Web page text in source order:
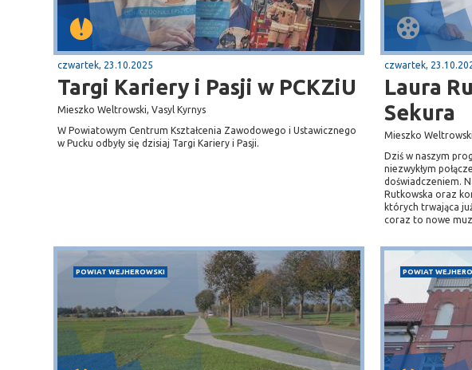
czwartek, 23.10.2025
Targi Kariery i Pasji w PCKZiU
Mieszko Weltrowski, Vasyl Kyrnys
W Powiatowym Centrum Kształcenia Zawodowego i Ustawicznego
w Pucku odbyły się dzisiaj Targi Kariery i Pasji.
czwartek,
Laura
Sekura
Mieszko
Dziś w naszym
niezwykłym
doświadczeniem.
Rutkowska oraz
których trwająca
coraz to nowe
POWIAT WEJHEROWSKI POWIAT